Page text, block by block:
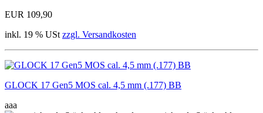
EUR 109,90
inkl. 19 % USt zzgl. Versandkosten
GLOCK 17 Gen5 MOS cal. 4,5 mm (.177) BB
aaa